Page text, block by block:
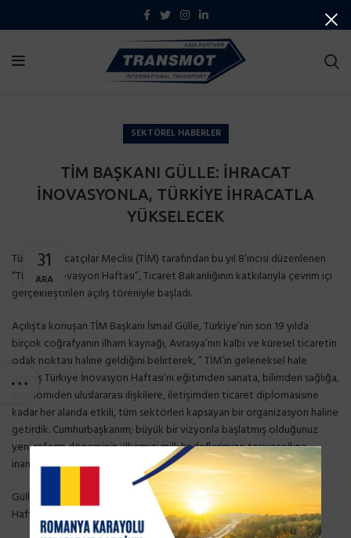
SEKTÖREL HABERLER
TİM BAŞKANI GÜLLE: İHRACAT
İNOVASYONLA, TÜRKİYE İHRACATLA
YÜKSELECEK
31
ARA
Türkiye İhracatçılar Meclisi (TİM) tarafından bu yıl 8’incisi düzenlenen
“Türkiye İnovasyon Haftası”, Ticaret Bakanlığının katkılarıyla çevrim içi
gerçekleştirilen açılış töreniyle başladı.
Açılışta konuşan TİM Başkanı İsmail Gülle, Türkiye’nin son 19 yılda
birçok coğrafyanın ilham kaynağı, Avrasya’nın kalbi ve küresel ticaretin
odak noktası haline geldiğini belirterek, ” TİM’in geleneksel hale
gelmiş Türkiye İnovasyon Haftası’nı eğitimden sanata, bilimden sağlığa,
ekonomiden uluslararası ilişkilere, iletişimden ticaret diplomasisine
kadar her alanda etkili, tüm sektörleri kapsayan bir organizasyon haline
getirdik. Cumhurbaşkanım; büyük bir vizyonla başlatmış olduğunuz
yeni reform döneminin ülkemizi milli hedeflerimize taşıyacağına
inancımız tam.” ifadelerini kullandı.
Gülle, bu yıl sanal platformda gerçekleştirilen Türkiye İnovasyon
Haftası’nda çok geniş bir kitleye ulaşacaklarını bildirdi.